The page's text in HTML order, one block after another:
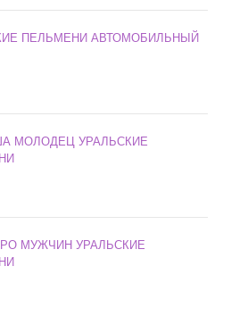
ПЕЛЬМЕНИ АВТОМОБИЛЬНЫЙ
МОЛОДЕЦ УРАЛЬСКИЕ
МУЖЧИН УРАЛЬСКИЕ